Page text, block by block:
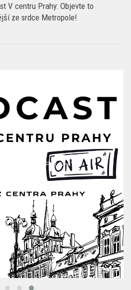
V centru Prahy: Objevte to
ze srdce Metropole!